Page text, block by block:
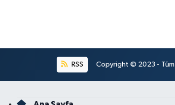
RSS Copyright © 2023 - Tüm